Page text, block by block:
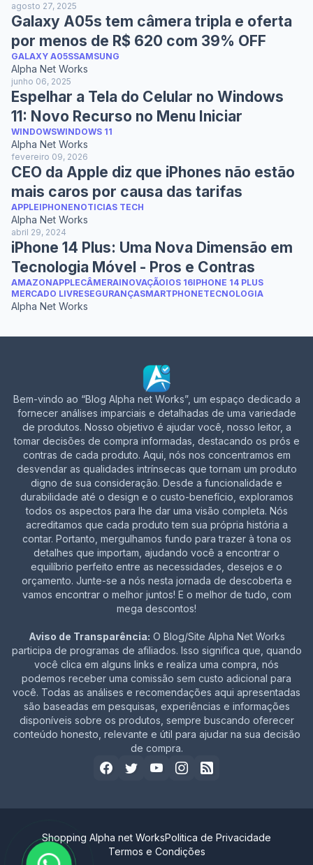
agosto 27, 2025
Galaxy A05s tem câmera tripla e oferta
por menos de R$ 620 com 39% OFF
GALAXY A05SSAMSUNG
Alpha Net Works
junho 06, 2025
Espelhar a Tela do Celular no Windows
11: Novo Recurso no Menu Iniciar
WINDOWSWINDOWS 11
Alpha Net Works
fevereiro 09, 2026
CEO da Apple diz que iPhones não estão
mais caros por causa das tarifas
APPLEIPHONENOTICIAS TECH
Alpha Net Works
abril 29, 2024
iPhone 14 Plus: Uma Nova Dimensão em
Tecnologia Móvel - Pros e Contras
AMAZONAPPLECÂMERAINOVAÇÃOIOS 16IPHONE 14 PLUS
MERCADO LIVRESEGURANÇASMARTPHONETECNOLOGIA
Alpha Net Works
Bem-vindo ao “Blog Alpha net Works”, um espaço dedicado a
fornecer análises imparciais e detalhadas de uma variedade
de produtos. Nosso objetivo é ajudar você, nosso leitor, a
tomar decisões de compra informadas, destacando os prós e
contras de cada produto. Aqui, nós nos concentramos em
desvendar as qualidades intrínsecas que tornam um produto
digno de sua consideração. Desde a funcionalidade e
durabilidade até o design e o custo-benefício, exploramos
todos os aspectos para lhe dar uma visão completa. Nós
acreditamos que cada produto tem sua própria história a
contar. Portanto, mergulhamos fundo para trazer à tona os
detalhes que importam, ajudando você a encontrar o
equilíbrio perfeito entre as necessidades, desejos e o
orçamento. Junte-se a nós nesta jornada de descoberta e
vamos encontrar o melhor juntos! E o melhor de tudo, com
mega descontos!
Aviso de Transparência: O Blog/Site Alpha Net Works
participa de programas de afiliados. Isso significa que, quando
você clica em alguns links e realiza uma compra, nós
podemos receber uma comissão sem custo adicional para
você. Todas as análises e recomendações aqui apresentadas
são baseadas em pesquisas, experiências e informações
disponíveis sobre os produtos, sempre buscando oferecer
conteúdo honesto, relevante e útil para ajudar na sua decisão
de compra.
Shopping Alpha net WorksPolitica de Privacidade
Termos e Condições